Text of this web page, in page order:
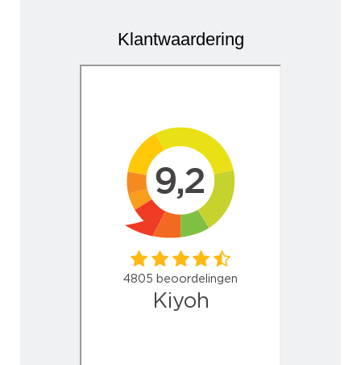
Klantwaardering